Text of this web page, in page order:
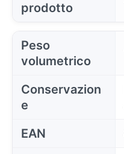
prodotto
Peso
volumetrico
Conservazion
e
EAN